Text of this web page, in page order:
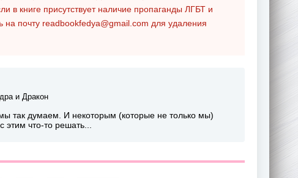
в книге присутствует наличие пропаганды ЛГБТ и
на почту readbookfedya@gmail.com для удаления
и Дракон
так думаем. И некоторым (которые не только мы)
что-то решать...